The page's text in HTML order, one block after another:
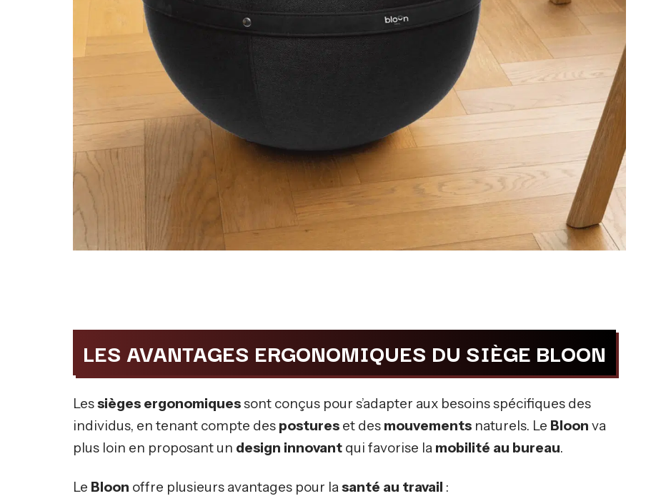
LES AVANTAGES ERGONOMIQUES DU SIÈGE BLOON
Lessièges ergonomiquessont conçus pour s’adapter aux besoins spécifiques des
individus, en tenant compte des postures et des mouvements naturels. Le Bloon va
plus loin en proposant un design innovant qui favorise la mobilité au bureau.
Le Bloon offre plusieurs avantages pour la santé au travail :